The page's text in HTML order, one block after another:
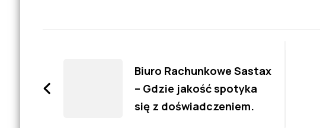
Biuro Rachunkowe Sastax
– Gdzie jakość spotyka
się z doświadczeniem.